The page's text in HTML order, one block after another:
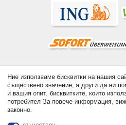
Prices incl. VAT. 19% VAT Basic prices
Applies to deliveries to the UK!
Ние използваме бисквитки на нашия
съществено значение, а други да ни
и вашия опит. бисквитките, които
потребител За повече информация,
законно.